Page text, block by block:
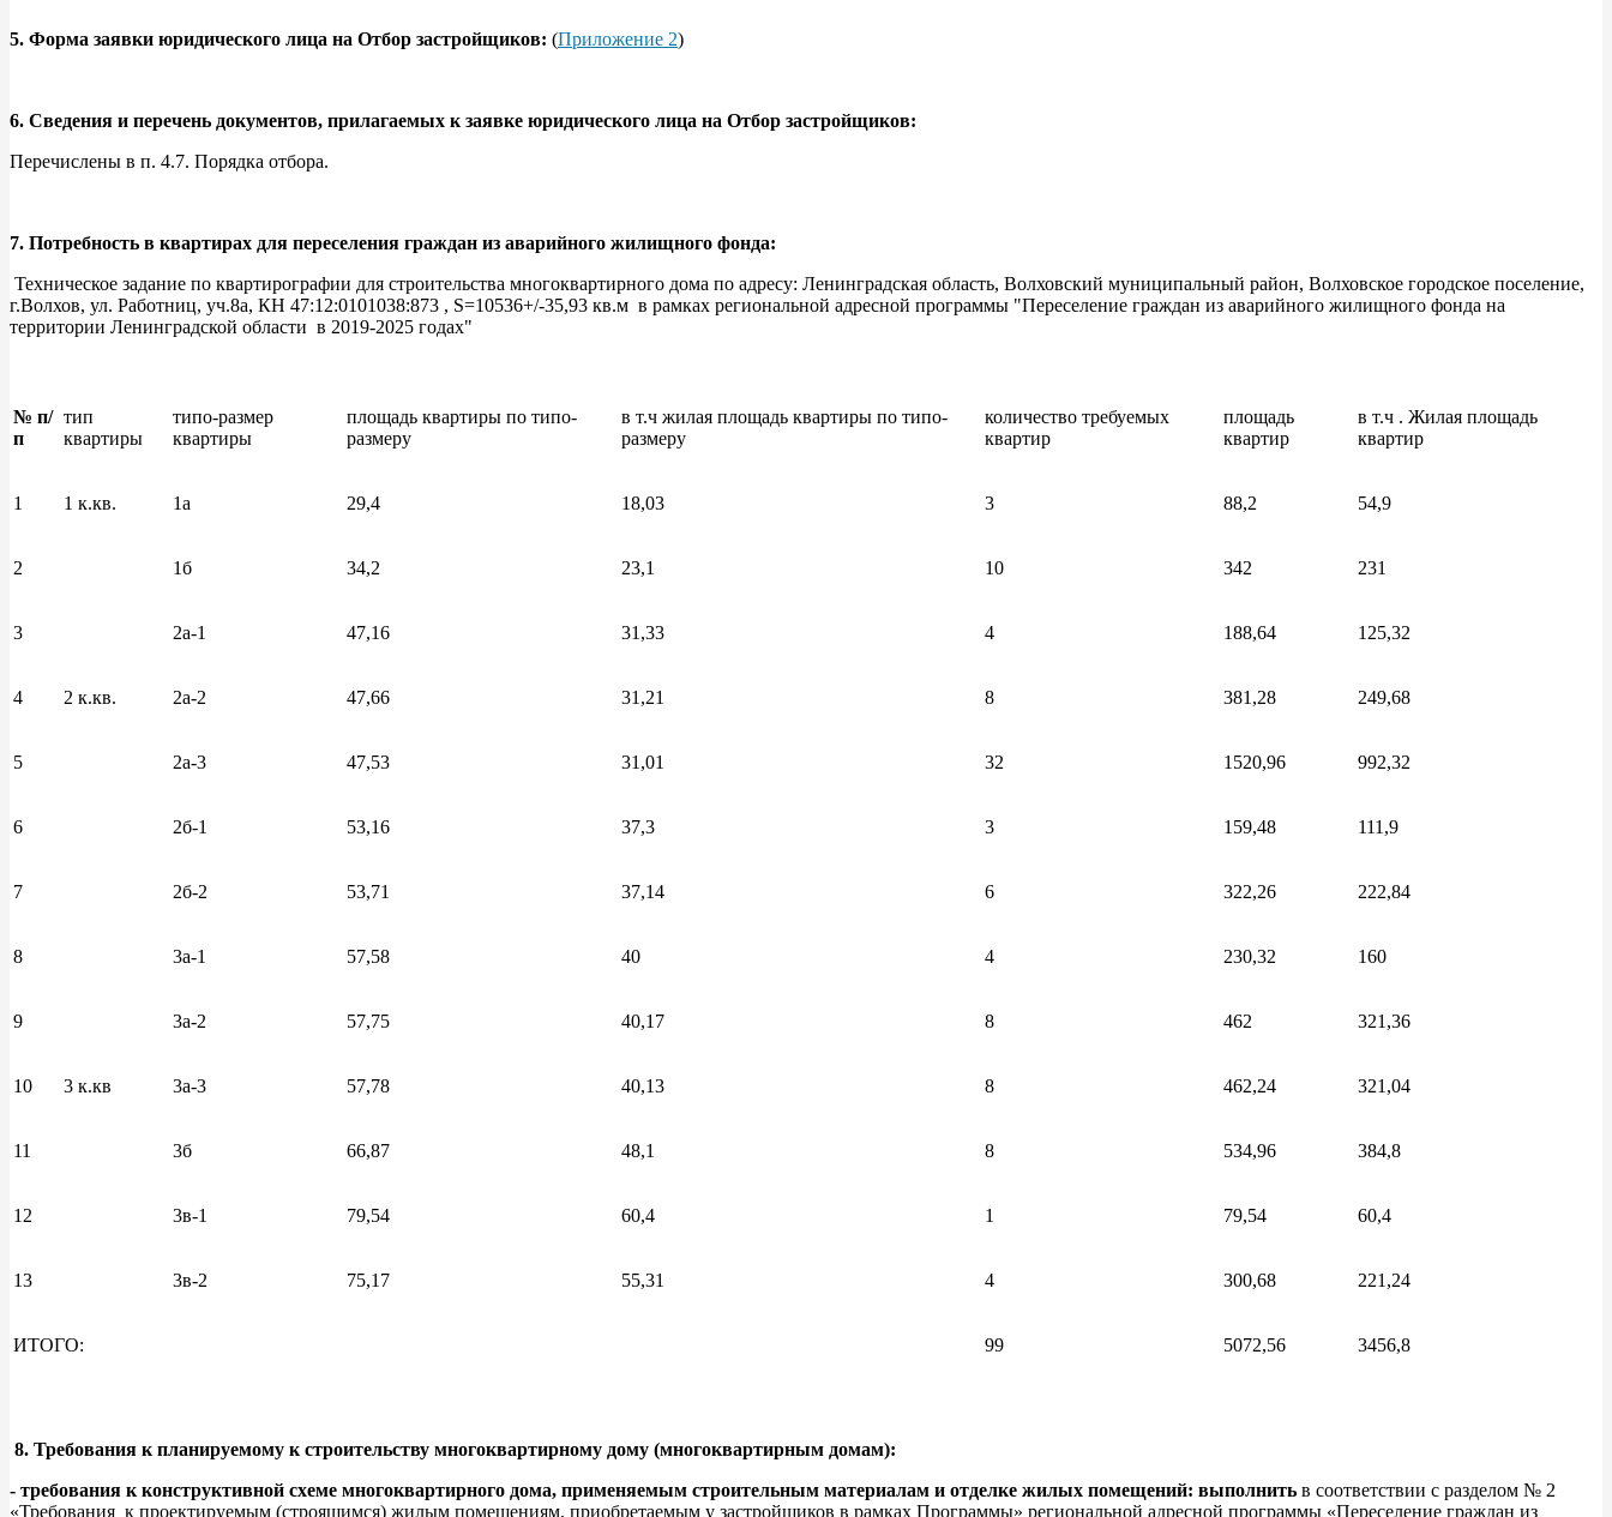
5. Форма заявки юридического лица на Отбор застройщиков: (Приложение 2)
6. Сведения и перечень документов, прилагаемых к заявке юридического лица на Отбор застройщиков:
Перечислены в п. 4.7. Порядка отбора.
7. Потребность в квартирах для переселения граждан из аварийного жилищного фонда:
Техническое задание по квартирографии для строительства многоквартирного дома по адресу: Ленинградская область, Волховский муниципальный район, Волховское городское поселение,
г.Волхов, ул. Работниц, уч.8а, КН 47:12:0101038:873 , S=10536+/-35,93 кв.м в рамках региональной адресной программы "Переселение граждан из аварийного жилищного фонда на
территории Ленинградской области в 2019-2025 годах"
№ п/
п
тип
квартиры
типо-размер
квартиры
площадь квартиры по типо-
размеру
в т.ч жилая площадь квартиры по типо-
размеру
количество требуемых
квартир
площадь
квартир
в т.ч . Жилая площадь
квартир
1 1 к.кв. 1а 29,4 18,03 3 88,2 54,9
2 1б 34,2 23,1 10 342 231
3 2а-1 47,16 31,33 4 188,64 125,32
4 2 к.кв. 2а-2 47,66 31,21 8 381,28 249,68
5 2а-3 47,53 31,01 32 1520,96 992,32
6 2б-1 53,16 37,3 3 159,48 111,9
7 2б-2 53,71 37,14 6 322,26 222,84
8 3а-1 57,58 40 4 230,32 160
9 3а-2 57,75 40,17 8 462 321,36
10 3 к.кв 3а-3 57,78 40,13 8 462,24 321,04
11 3б 66,87 48,1 8 534,96 384,8
12 3в-1 79,54 60,4 1 79,54 60,4
13 3в-2 75,17 55,31 4 300,68 221,24
ИТОГО: 99 5072,56 3456,8
8. Требования к планируемому к строительству многоквартирному дому (многоквартирным домам):
- требования к конструктивной схеме многоквартирного дома, применяемым строительным материалам и отделке жилых помещений: выполнить в соответствии с разделом № 2
«Требования к проектируемым (строящимся) жилым помещениям, приобретаемым у застройщиков в рамках Программы» региональной адресной программы «Переселение граждан из